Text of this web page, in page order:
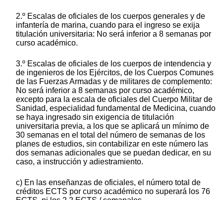
2.º Escalas de oficiales de los cuerpos generales y de
infantería de marina, cuando para el ingreso se exija
titulación universitaria: No será inferior a 8 semanas por
curso académico.
3.º Escalas de oficiales de los cuerpos de intendencia y
de ingenieros de los Ejércitos, de los Cuerpos Comunes
de las Fuerzas Armadas y de militares de complemento:
No será inferior a 8 semanas por curso académico,
excepto para la escala de oficiales del Cuerpo Militar de
Sanidad, especialidad fundamental de Medicina, cuando
se haya ingresado sin exigencia de titulación
universitaria previa, a los que se aplicará un mínimo de
30 semanas en el total del número de semanas de los
planes de estudios, sin contabilizar en este número las
dos semanas adicionales que se puedan dedicar, en su
caso, a instrucción y adiestramiento.
c) En las enseñanzas de oficiales, el número total de
créditos ECTS por curso académico no superará los 76